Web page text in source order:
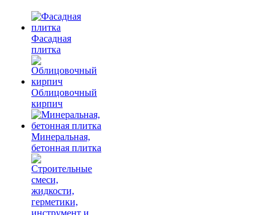
Фасадная
плитка
Облицовочный
кирпич
Минеральная,
бетонная плитка